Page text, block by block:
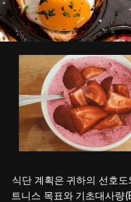
식단 계획은 귀하의 선호
트니스 목표와 기초대사량